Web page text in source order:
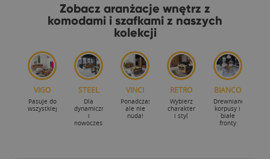
Zobacz aranżacje wnętrz z
komodami i szafkami z naszych
kolekcji
VIGO
Pasuje do
wszystkiego!
STEEL
Dla
dynamicznych
i
nowoczesnych
VINCI
Ponadczasowość
ale nie
nuda!
RETRO
Wybierz
charakter
i styl
BIANCO
Drewniane
korpusy i
białe
fronty